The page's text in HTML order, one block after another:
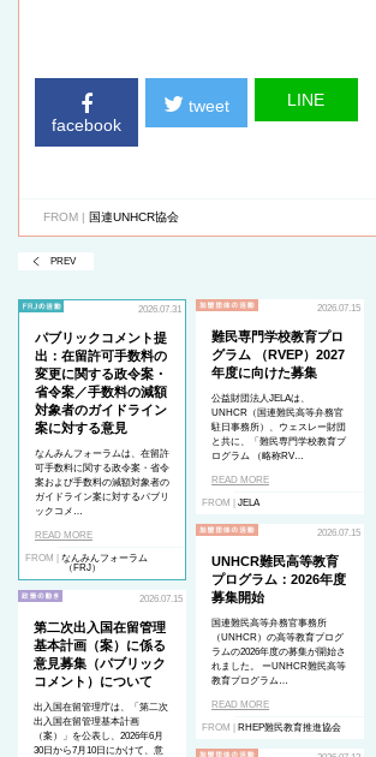
facebook
tweet LINE
FROM | 国連UNHCR協会
PREV
2026.07.31
パブリックコメント提
出：在留許可手数料の
変更に関する政令案・
省令案／手数料の減額
対象者のガイドライン
案に対する意見
なんみんフォーラムは、在留許
可手数料に関する政令案・省令
案および手数料の減額対象者の
ガイドライン案に対するパブリ
ックコメ…
READ MORE
FROM | なんみんフォーラム
（FRJ）
2026.07.15
難民専門学校教育プロ
グラム （RVEP）2027
年度に向けた募集
公益財団法人JELAは、
UNHCR（国連難民高等弁務官
駐日事務所）、ウェスレー財団
と共に、「難民専門学校教育プ
ログラム （略称RV…
READ MORE
FROM | JELA
2026.07.15
UNHCR難民高等教育
プログラム：2026年度
募集開始
国連難民高等弁務官事務所
（UNHCR）の高等教育プログ
ラムの2026年度の募集が開始さ
れました。 ーUNHCR難民高等
教育プログラム…
READ MORE
FROM | RHEP難民教育推進協会
2026.07.15
第二次出入国在留管理
基本計画（案）に係る
意見募集（パブリック
コメント）について
出入国在留管理庁は、「第二次
出入国在留管理基本計画
（案）」を公表し、2026年6月
30日から7月10日にかけて、意